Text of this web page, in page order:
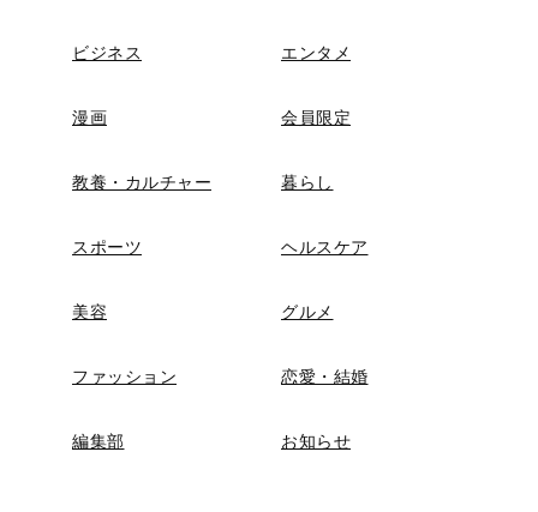
ビジネス エンタメ
漫画 会員限定
教養・カルチャー 暮らし
スポーツ ヘルスケア
美容 グルメ
ファッション 恋愛・結婚
編集部 お知らせ